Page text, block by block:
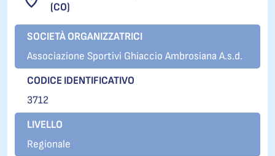
(CO)
SOCIETÀ ORGANIZZATRICI
Associazione Sportivi Ghiaccio Ambrosiana A.s.d.
CODICE IDENTIFICATIVO
3712
LIVELLO
Regionale